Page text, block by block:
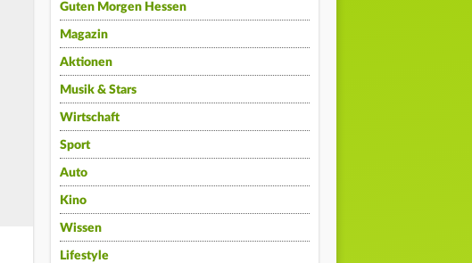
Guten Morgen Hessen
Magazin
Aktionen
Musik & Stars
Wirtschaft
Sport
Auto
Kino
Wissen
Lifestyle